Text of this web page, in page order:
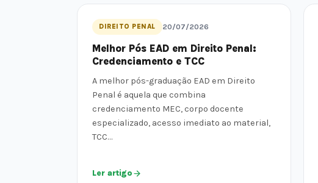
DIREITO PENAL 20/07/2026
Melhor Pós EAD em Direito Penal:
Credenciamento e TCC
A melhor pós-graduação EAD em Direito
Penal é aquela que combina
credenciamento MEC, corpo docente
especializado, acesso imediato ao material,
TCC…
Ler artigo